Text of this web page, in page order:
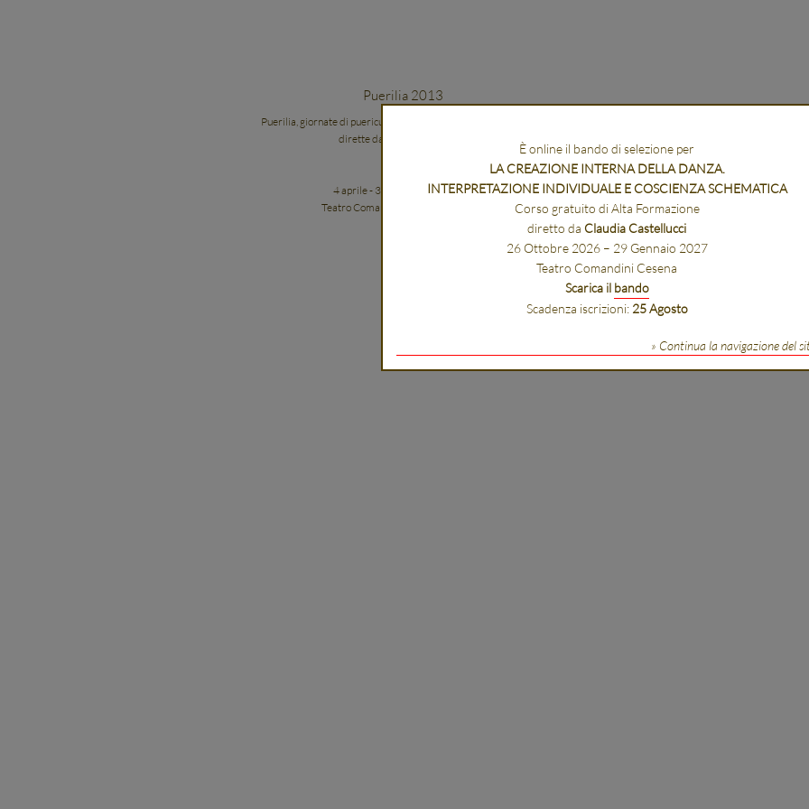
Puerilia 2013
Puerilia, giornate di puericultura teatrale
dirette da Chiara Guidi
4 aprile - 3 maggio 2013
Teatro Comandini / Cesena
<
È online il bando di selezione per
LA CREAZIONE INTERNA DELLA DANZA.
INTERPRETAZIONE INDIVIDUALE E COSCIENZA SCHEMATICA
Corso gratuito di Alta Formazione
diretto da Claudia Castellucci
26 Ottobre 2026 – 29 Gennaio 2027
Teatro Comandini Cesena
Scarica il bando
Scadenza iscrizioni: 25 Agosto
» Continua la navigazione del